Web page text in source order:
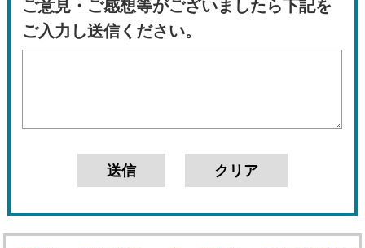
ご意見・ご感想等がございましたら下記を
ご入力し送信ください。